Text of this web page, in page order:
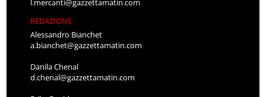
l.mercanti@gazzettamatin.com
REDAZIONE
Alessandro Bianchet
a.bianchet@gazzettamatin.com
Danila Chenal
d.chenal@gazzettamatin.com